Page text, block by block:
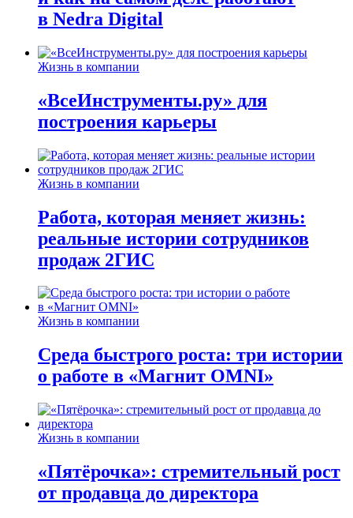
в Nedra Digital
Жизнь в компании
«ВсеИнструменты.ру» для
построения карьеры
Жизнь в компании
Работа, которая меняет жизнь:
реальные истории сотрудников
продаж 2ГИС
Жизнь в компании
Среда быстрого роста: три истории
о работе в «Магнит OMNI»
Жизнь в компании
«Пятёрочка»: стремительный рост
от продавца до директора